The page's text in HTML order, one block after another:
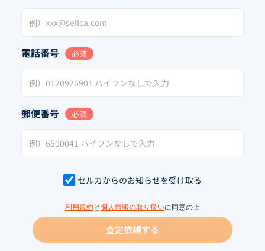
電話番号 必須
郵便番号 必須
セルカからのお知らせを受け取る
利用規約と 個人情報の取り扱いに同意の上
査定依頼する